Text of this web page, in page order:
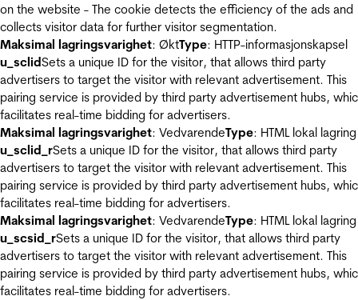
on the website - The cookie detects the efficiency of the ads and
collects visitor data for further visitor segmentation.
Maksimal lagringsvarighet: ØktType: HTTP-informasjonskapsel
u_sclidSets a unique ID for the visitor, that allows third party
advertisers to target the visitor with relevant advertisement. This
pairing service is provided by third party advertisement hubs,
facilitates real-time bidding for advertisers.
Maksimal lagringsvarighet: VedvarendeType: HTML lokal lagring
u_sclid_rSets a unique ID for the visitor, that allows third party
advertisers to target the visitor with relevant advertisement. This
pairing service is provided by third party advertisement hubs,
facilitates real-time bidding for advertisers.
Maksimal lagringsvarighet: VedvarendeType: HTML lokal lagring
u_scsid_rSets a unique ID for the visitor, that allows third party
advertisers to target the visitor with relevant advertisement. This
pairing service is provided by third party advertisement hubs,
facilitates real-time bidding for advertisers.